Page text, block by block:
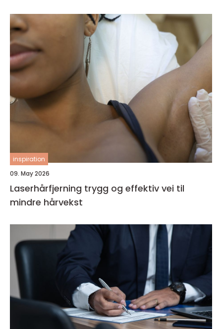
inspiration
09. May 2026
Laserhårfjerning trygg og effektiv vei til
mindre hårvekst